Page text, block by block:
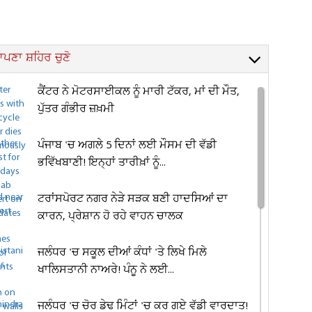
ਸ਼ਹਿਰ ਚੁਣੋ
ਕੈਂਟਰ ਨੇ ਮੋਟਰਸਾਈਕਲ ਨੂੰ ਮਾਰੀ ਟੱਕਰ, ਮਾਂ ਦੀ ਮੌਤ,
ਪੁੱਤਰ ਗੰਭੀਰ ਜ਼ਖ਼ਮੀ
ਪੰਜਾਬ 'ਚ ਅਗਲੇ 5 ਦਿਨਾਂ ਲਈ ਮੌਸਮ ਦੀ ਵੱਡੀ
ਭਵਿੱਖਬਾਣੀ! ਇਨ੍ਹਾਂ ਤਾਰੀਖ਼ਾਂ ਨੂੰ...
ਟਰਾਂਸਪੋਰਟ ਨਗਰ ਨੇੜੇ ਸੜਕ ਬਣੀ ਹਾਦਸਿਆਂ ਦਾ
ਕਾਰਨ, ਪ੍ਰੇਸ਼ਾਨ ਹੋ ਰਹੇ ਵਾਹਨ ਚਾਲਕ
ਜਲੰਧਰ 'ਚ ਸਕੂਲ ਦੀਆਂ ਕੰਧਾਂ 'ਤੇ ਲਿਖੇ ਮਿਲੇ
ਖਾਲਿਸਤਾਨੀ ਨਾਅਰੇ! ਪੰਨੂ ਨੇ ਲਈ...
ਜਲੰਧਰ 'ਚ ਚੋਰ ਡੇਢ ਮਿੰਟਾਂ 'ਚ ਕਰ ਗਏ ਵੱਡੀ ਵਾਰਦਾਤ!